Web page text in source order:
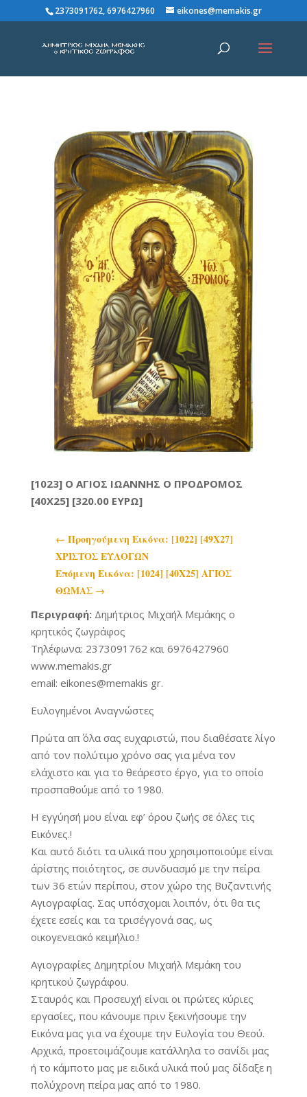
2373091762, 6976427960 eikones@memakis.gr
[1023] Ο ΑΓΙΟΣ ΙΩΑΝΝΗΣ Ο ΠΡΟΔΡΟΜΟΣ
[40X25] [320.00 ΕΥΡΩ]
← Προηγoύμενη Εικόνα: [1022] [49Χ27]
ΧΡΙΣΤΟΣ ΕΥΛΟΓΩΝ
Επόμενη Εικόνα: [1024] [40Χ25] ΑΓΙΟΣ
ΘΩΜΑΣ→
Περιγραφή:Δημήτριος Μιχαήλ Μεμάκης ο
κρητικός ζωγράφος
Τηλέφωνα: 2373091762 και 6976427960
www.memakis.gr
email: eikones@memakis gr.
Ευλογημένοι Αναγνώστες
Πρώτα απ΄ όλα σας ευχαριστώ, που διαθέσατε λίγο
από τον πολύτιμο χρόνο σας για μένα τον
ελάχιστο και για το θεάρεστο έργο, για το οποίο
προσπαθούμε από το 1980.
Η εγγύησή μου είναι εφ’ όρου ζωής σε όλες τις
Εικόνες.!
Και αυτό διότι τα υλικά που χρησιμοποιούμε είναι
άρίστης ποιότητος, σε συνδυασμό με την πείρα
των 36 ετών περίπου, στον χώρο της Βυζαντινής
Αγιογραφίας. Σας υπόσχομαι λοιπόν, ότι θα τις
έχετε εσείς και τα τρισέγγονά σας, ως
οικογενειακό κειμήλιο.!
Αγιογραφίες Δημητρίου Μιχαήλ Μεμάκη του
κρητικού ζωγράφου.
Σταυρός και Προσευχή είναι οι πρώτες κύριες
εργασίες, που κάνουμε πριν ξεκινήσουμε την
Εικόνα μας για να έχουμε την Ευλογία του Θεού.
Αρχικά, προετοιμάζουμε κατάλληλα το σανίδι μας
ή το κάμποτο μας με ειδικά υλικά πού μας δίδαξε η
πολύχρονη πείρα μας από το 1980.